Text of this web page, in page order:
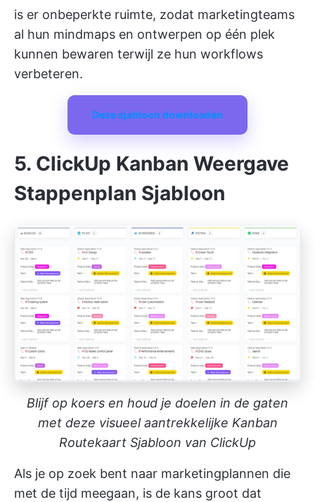
is er onbeperkte ruimte, zodat marketingteams
al hun mindmaps en ontwerpen op één plek
kunnen bewaren terwijl ze hun workflows
verbeteren.
Deze sjabloon downloaden
5. ClickUp Kanban Weergave
Stappenplan Sjabloon
Blijf op koers en houd je doelen in de gaten
met deze visueel aantrekkelijke Kanban
Routekaart Sjabloon van ClickUp
Als je op zoek bent naar marketingplannen die
met de tijd meegaan, is de kans groot dat